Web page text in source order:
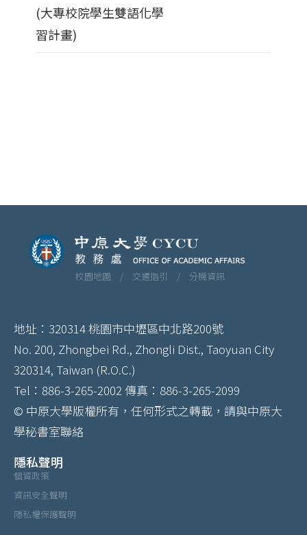
(大專校院學生雙語化學
習計畫)
校園地圖 / 交通指引 / 分機資訊
地址：320314 桃園市中壢區中北路200號
No. 200, Zhongbei Rd., Zhongli Dist., Taoyuan City
320314, Taiwan (R.O.C.)
Tel：886-3-265-2002 傳真：886-3-265-2099
© 中原大學版權所有，任何形式之轉載，請與中原大
學秘書室聯絡
隱私聲明
個資政策
資訊安全聲明
隱私權保護聲明